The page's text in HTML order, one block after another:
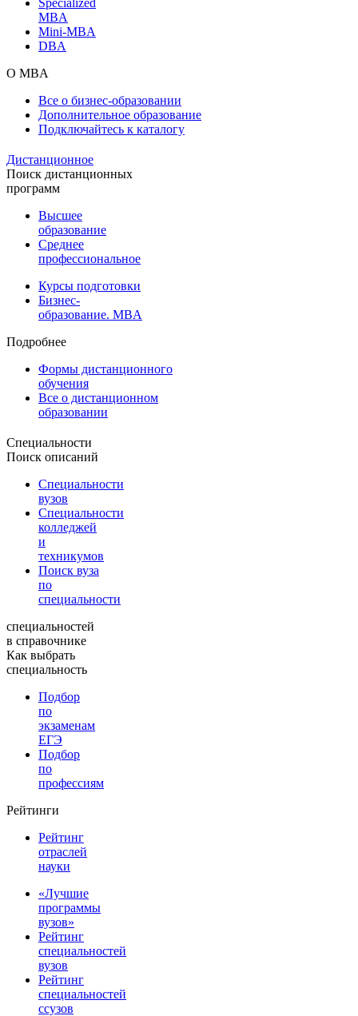
MBA
Mini-MBA
DBA
О MBA
Все о бизнес-образовании
Дополнительное образование
Подключайтесь к каталогу
Дистанционное
Поиск дистанционных
программ
Высшее
образование
Среднее
профессиональное
Курсы подготовки
Бизнес-
образование. MBA
Подробнее
Формы дистанционного
обучения
Все о дистанционном
образовании
Специальности
Поиск описаний
Специальности
вузов
Специальности
колледжей
и
техникумов
Поиск вуза
по
специальности
специальностей
в справочнике
Как выбрать
специальность
Подбор
по
экзаменам
ЕГЭ
Подбор
по
профессиям
Рейтинги
Рейтинг
отраслей
науки
«Лучшие
программы
вузов»
Рейтинг
специальностей
вузов
Рейтинг
специальностей
ссузов